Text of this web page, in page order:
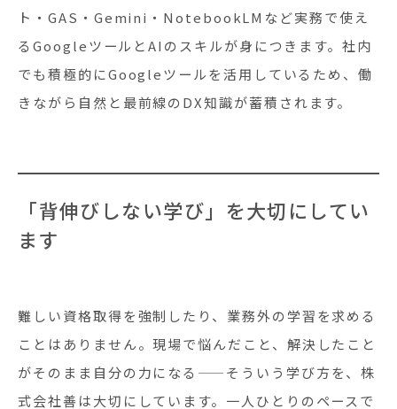
ト・GAS・Gemini・NotebookLMなど実務で使え
るGoogleツールとAIのスキルが身につきます。社内
でも積極的にGoogleツールを活用しているため、働
きながら自然と最前線のDX知識が蓄積されます。
「背伸びしない学び」を大切にしてい
ます
難しい資格取得を強制したり、業務外の学習を求める
ことはありません。現場で悩んだこと、解決したこと
がそのまま自分の力になる——そういう学び方を、株
式会社善は大切にしています。一人ひとりのペースで